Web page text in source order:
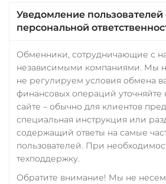
Уведомление пользователей
персональной
Обменники, сотрудничающие с
независимыми компаниями. Мы
не регулируем условия обмена
финансовых операций
сайте – обычно для клиентов
специальная инструкция или
содержащий ответы на самые
пользователей. При
техподдержку.
Обратите внимание! Мы не несем